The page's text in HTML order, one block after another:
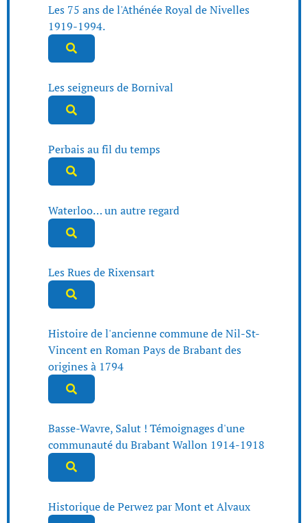
Les 75 ans de l'Athénée Royal de Nivelles
1919-1994.
Les seigneurs de Bornival
Perbais au fil du temps
Waterloo… un autre regard
Les Rues de Rixensart
Histoire de l'ancienne commune de Nil-St-
Vincent en Roman Pays de Brabant des
origines à 1794
Basse-Wavre, Salut ! Témoignages d'une
communauté du Brabant Wallon 1914-1918
Historique de Perwez par Mont et Alvaux